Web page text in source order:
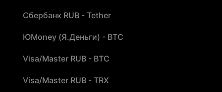
Сбербанк RUB - Tether
ЮMoney (Я.Деньги) - BTC
Visa/Master RUB - BTC
Visa/Master RUB - TRX